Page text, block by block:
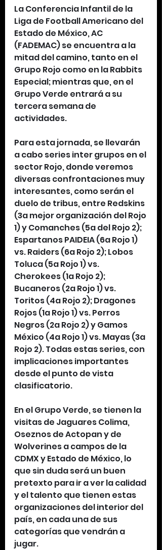
La Conferencia Infantil de la
Liga de Football Americano del
Estado de México, AC
(FADEMAC) se encuentra a la
mitad del camino, tanto en el
Grupo Rojo como en la Rabbits
Especial; mientras que, en el
Grupo Verde entrará a su
tercera semana de
actividades.
Para esta jornada, se llevarán
a cabo series inter grupos en el
sector Rojo, donde veremos
diversas confrontaciones muy
interesantes, como serán el
duelo de tribus, entre Redskins
(3a mejor organización del Rojo
1) y Comanches (5a del Rojo 2);
Espartanos PAIDEIA (6a Rojo 1)
vs. Raiders (6a Rojo 2); Lobos
Toluca (5a Rojo 1) vs.
Cherokees (1a Rojo 2);
Bucaneros (2a Rojo 1) vs.
Toritos (4a Rojo 2); Dragones
Rojos (1a Rojo 1) vs. Perros
Negros (2a Rojo 2) y Gamos
México (4a Rojo 1) vs. Mayas (3a
Rojo 2). Todas estas series, con
implicaciones importantes
desde el punto de vista
clasificatorio.
En el Grupo Verde, se tienen la
visitas de Jaguares Colima,
Oseznos de Actopan y de
Wolverines a campos de la
CDMX y Estado de México, lo
que sin duda será un buen
pretexto para ir a ver la calidad
y el talento que tienen estas
organizaciones del interior del
país, en cada una de sus
categorías que vendrán a
jugar.